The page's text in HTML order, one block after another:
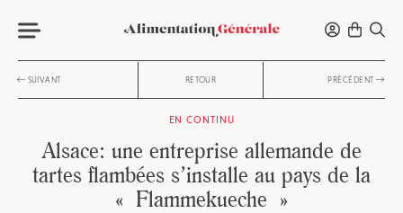
SUIVANT RETOUR PRÉCÉDENT
EN CONTINU
Alsace: une entreprise allemande de
tartes flambées s’installe au pays de la
« Flammekueche »